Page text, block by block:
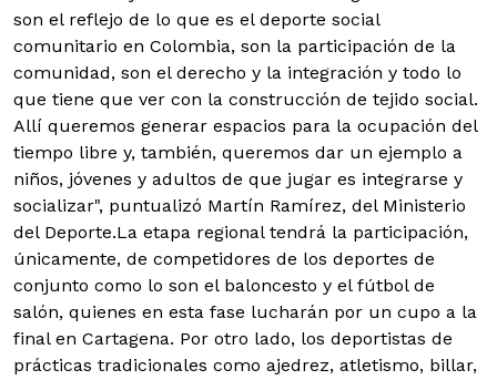
son el reflejo de lo que es el deporte social
comunitario en Colombia, son la participación de la
comunidad, son el derecho y la integración y todo lo
que tiene que ver con la construcción de tejido social.
Allí queremos generar espacios para la ocupación del
tiempo libre y, también, queremos dar un ejemplo a
niños, jóvenes y adultos de que jugar es integrarse y
socializar", puntualizó Martín Ramírez, del Ministerio
del Deporte.La etapa regional tendrá la participación,
únicamente, de competidores de los deportes de
conjunto como lo son el baloncesto y el fútbol de
salón, quienes en esta fase lucharán por un cupo a la
final en Cartagena. Por otro lado, los deportistas de
prácticas tradicionales como ajedrez, atletismo, billar,